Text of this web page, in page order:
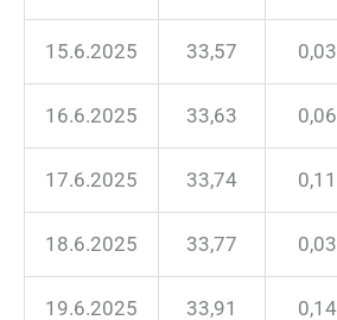
15.6.2025 33,57 0,03
16.6.2025 33,63 0,06
17.6.2025 33,74 0,11
18.6.2025 33,77 0,03
19.6.2025 33,91 0,14